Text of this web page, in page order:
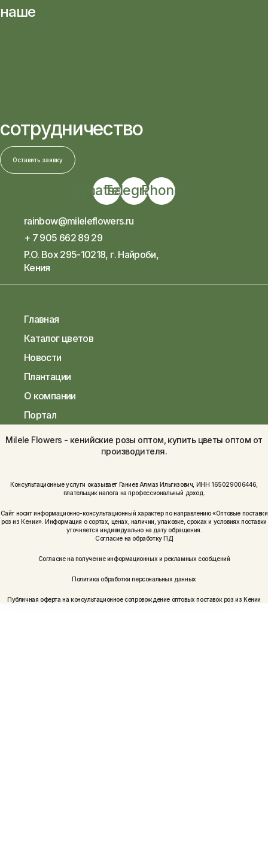
наше
сотрудничество
Оставить заявку
Whatsapp
Telegram
Phone
rainbow@mileleflowers.ru
+ 7 905 662 89 29
P.O. Box 295-10218, г. Найроби,
Кения
Главная
Каталог цветов
Новости
Плантации
О компании
Портал
Milele Flowers - кенийские розы оптом, купить цветы оптом от
производителя.
Консультационные услуги оказывает Ганиев Алмаз Ильгизович, ИНН 165029006446,
плательщик налога на профессиональный доход.
Сайт носит информационно-консультационный характер по направлению «Оптовые поставки
роз из Кении». Информация о сортах, ценах, наличии, упаковке, сроках и условиях поставки
уточняется индивидуально на дату обращения.
Согласие на обработку ПД
Согласие на получение информационных и рекламных сообщений
Политика обработки персональных данных
Публичная оферта на консультационное сопровождение оптовых поставок роз из Кении